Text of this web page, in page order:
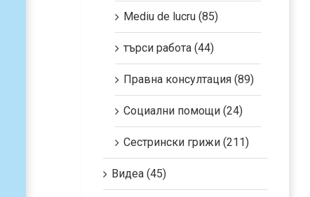
Mediu de lucru (85)
търси работа (44)
Правна консултация (89)
Социални помощи (24)
Сестрински грижи (211)
Видеа (45)